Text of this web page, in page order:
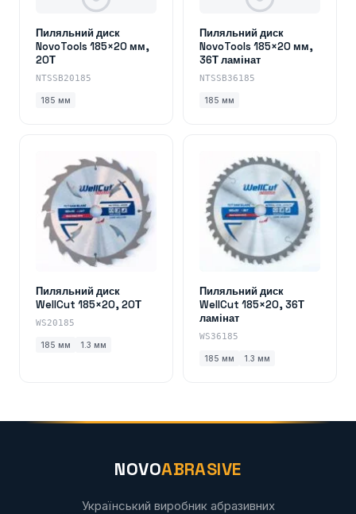
Пиляльний диск
NovoTools 185×20 мм,
20Т
NTSSB20185
185 мм
Пиляльний диск
NovoTools 185×20 мм,
36Т ламінат
NTSSB36185
185 мм
Пиляльний диск
WellCut 185×20, 20Т
WS20185
185 мм 1.3 мм
Пиляльний диск
WellCut 185×20, 36Т
ламінат
WS36185
185 мм 1.3 мм
NOVOABRASIVE
Український виробник абразивних